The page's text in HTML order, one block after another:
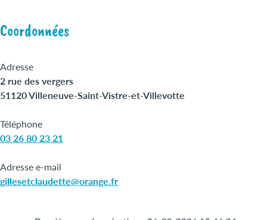
Coordonnées
Adresse
2 rue des vergers
51120 Villeneuve-Saint-Vistre-et-Villevotte
Téléphone
03 26 80 23 21
Adresse e-mail
gillesetclaudette@orange.fr